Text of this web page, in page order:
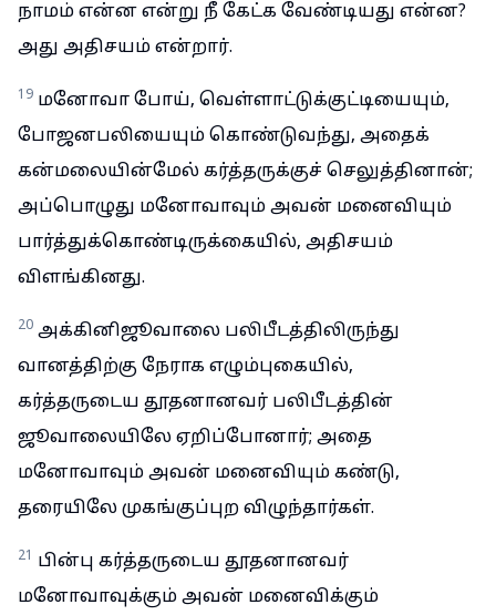
நாமம் என்ன என்று நீ கேட்க வேண்டியது என்ன?
அது அதிசயம் என்றார்.
19 மனோவா போய், வெள்ளாட்டுக்குட்டியையும்,
போஜனபலியையும் கொண்டுவந்து, அதைக்
கன்மலையின்மேல் கர்த்தருக்குச் செலுத்தினான்;
அப்பொழுது மனோவாவும் அவன் மனைவியும்
பார்த்துக்கொண்டிருக்கையில், அதிசயம்
விளங்கினது.
20 அக்கினிஜூவாலை பலிபீடத்திலிருந்து
வானத்திற்கு நேராக எழும்புகையில்,
கர்த்தருடைய தூதனானவர் பலிபீடத்தின்
ஜூவாலையிலே ஏறிப்போனார்; அதை
மனோவாவும் அவன் மனைவியும் கண்டு,
தரையிலே முகங்குப்புற விழுந்தார்கள்.
21 பின்பு கர்த்தருடைய தூதனானவர்
மனோவாவுக்கும் அவன் மனைவிக்கும்